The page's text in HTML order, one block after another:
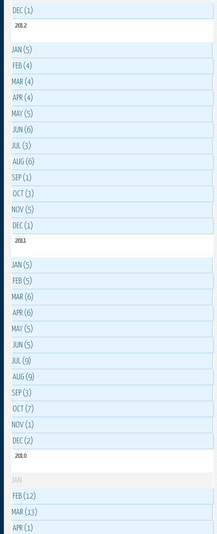
DEC (1)
2012
JAN (5)
FEB (4)
MAR (4)
APR (4)
MAY (5)
JUN (6)
JUL (3)
AUG (6)
SEP (1)
OCT (3)
NOV (5)
DEC (1)
2011
JAN (5)
FEB (5)
MAR (6)
APR (6)
MAY (5)
JUN (5)
JUL (9)
AUG (9)
SEP (3)
OCT (7)
NOV (1)
DEC (2)
2010
JAN
FEB (12)
MAR (13)
APR (1)